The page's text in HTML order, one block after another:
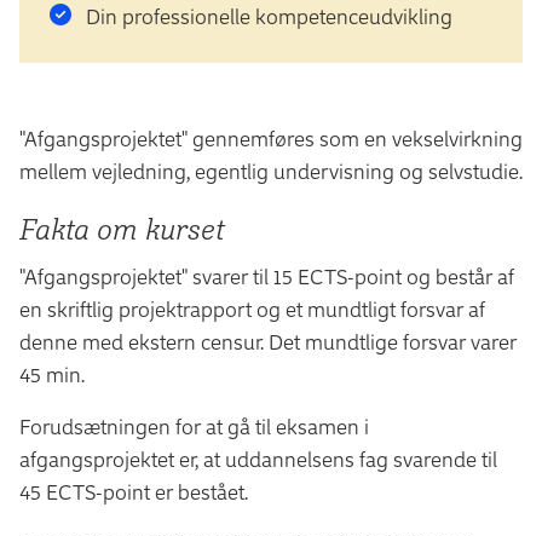
Din professionelle kompetenceudvikling
"Afgangsprojektet" gennemføres som en vekselvirkning
mellem vejledning, egentlig undervisning og selvstudie.
Fakta om kurset
"Afgangsprojektet" svarer til 15 ECTS-point og består af
en skriftlig projektrapport og et mundtligt forsvar af
denne med ekstern censur. Det mundtlige forsvar varer
45 min.
Forudsætningen for at gå til eksamen i
afgangsprojektet er, at uddannelsens fag svarende til
45 ECTS-point er bestået.